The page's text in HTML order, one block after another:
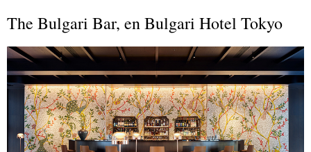
The Bulgari Bar, en Bulgari Hotel Tokyo